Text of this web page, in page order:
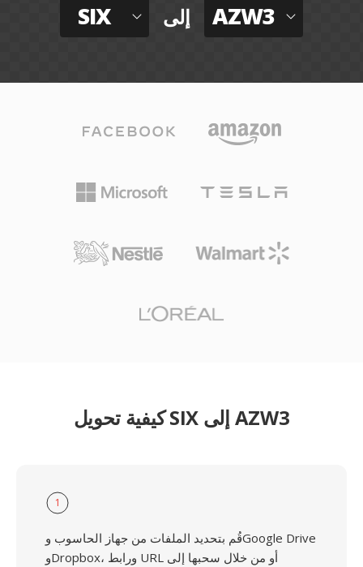
SIX إلى AZW3
كيفية تحويل SIX إلى AZW3
1
قُم بتحديد الملفات من جهاز الحاسوب وGoogle Drive
وDropbox، ورابط URL أو من خلال سحبها إلى